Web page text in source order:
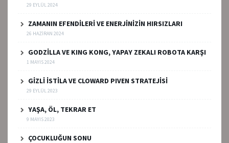
29 EYLÜL 2024
ZAMANIN EFENDİLERİ VE ENERJİNİZİN HIRSIZLARI
26 HAZIRAN 2024
GODZİLLA VE KING KONG, YAPAY ZEKALI ROBOTA KARŞI
1 MAYIS 2024
GİZLİ İSTİLA VE CLOWARD PIVEN STRATEJİSİ
29 EYLÜL 2023
YAŞA, ÖL, TEKRAR ET
9 MAYIS 2023
ÇOCUKLUĞUN SONU